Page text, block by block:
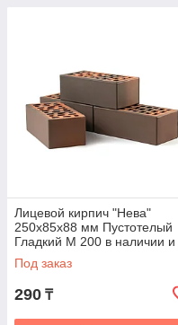
Лицевой кирпич "Нева"
250x85x88 мм Пустотелый
Гладкий М 200 в наличии и
под заказ
Под заказ
290 ₸